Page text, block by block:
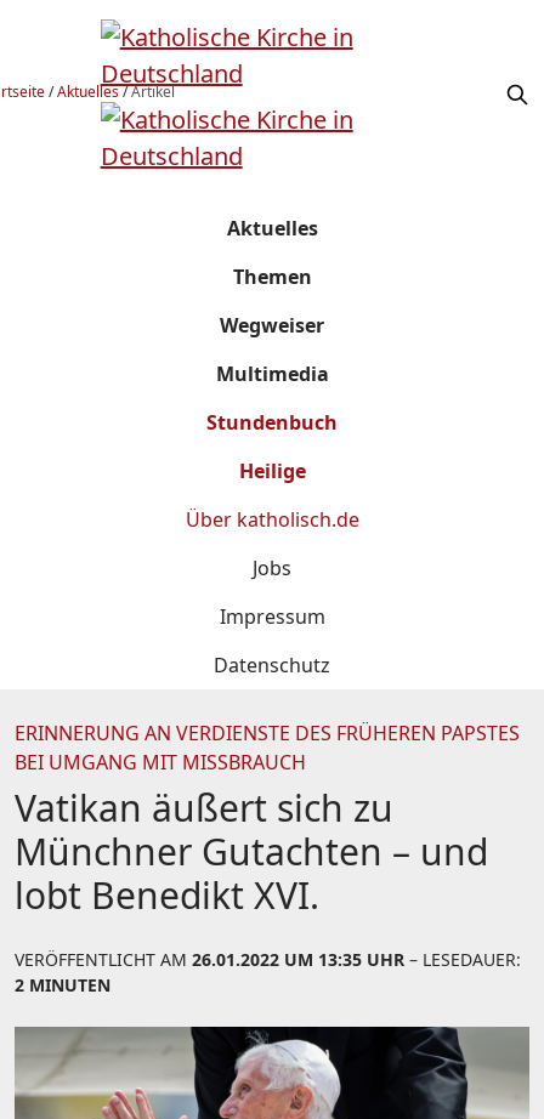
/Aktuelles/Artikel
Aktuelles
Themen
Wegweiser
Multimedia
Stundenbuch
Heilige
Über katholisch.de
Jobs
Impressum
Datenschutz
ERINNERUNG AN VERDIENSTE DES FRÜHEREN PAPSTES
BEI UMGANG MIT MISSBRAUCH
Vatikan äußert sich zu
Münchner Gutachten – und
lobt Benedikt XVI.
VERÖFFENTLICHT AM 26.01.2022 UM 13:35 UHR – LESEDAUER:
2 MINUTEN